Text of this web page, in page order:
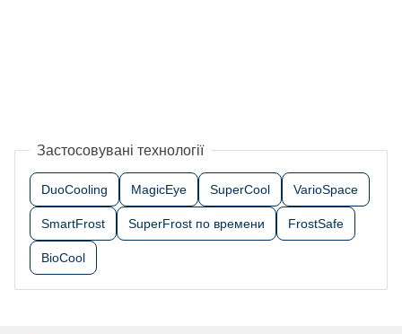
Застосовувані технології
DuoCooling MagicEye SuperCool VarioSpace
SmartFrost SuperFrost по времени FrostSafe
BioCool